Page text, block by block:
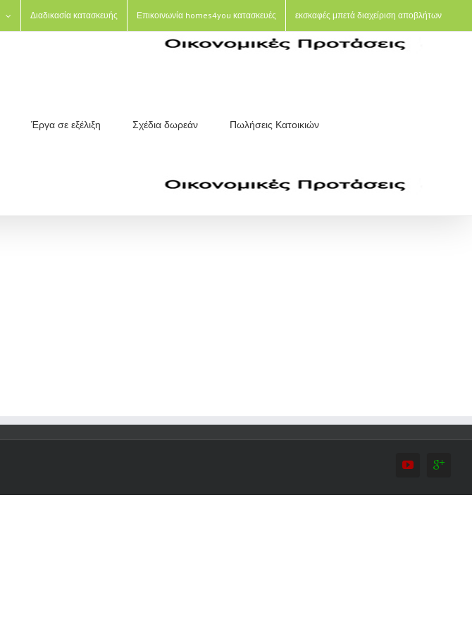
Διαδικασία κατασκευής Επικοινωνία homes4you κατασκευές εκσκαφές μπετά διαχείριση αποβλήτων
Έργα σε εξέλιξη Σχέδια δωρεάν Πωλήσεις Κατοικιών